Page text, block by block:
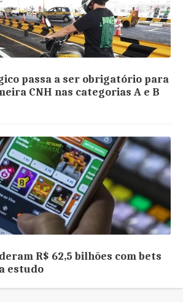
passa a ser obrigatório para
CNH nas categorias A e B
R$ 62,5 bilhões com bets
estudo